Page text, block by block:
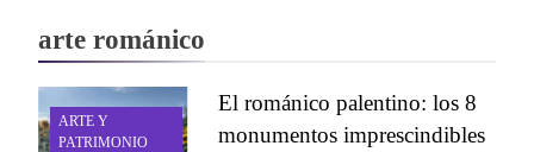
arte románico
ARTE Y
PATRIMONIO
El románico palentino: los 8
monumentos imprescindibles